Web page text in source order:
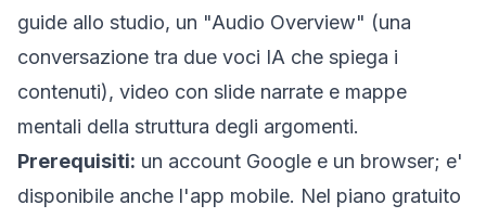
guide allo studio, un "Audio Overview" (una
conversazione tra due voci IA che spiega i
contenuti), video con slide narrate e mappe
mentali della struttura degli argomenti.
Prerequisiti: un account Google e un browser; e'
disponibile anche l'app mobile. Nel piano gratuito